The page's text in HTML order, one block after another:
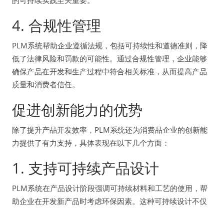
4. 合规性管理
PLM系统帮助企业遵循法规，包括可持续性和道德准则，降
低了法律风险和罚款的可能性。通过合规性管理，企业能够
确保产品在开发和生产过程中符合相关标准，从而提高产品
质量和消费者信任。
促进创新能力的优势
除了提升产品开发效率，PLM系统还为消费品企业的创新能
力提供了有力支持，具体表现在以下几个方面：
1. 支持可持续产品设计
PLM系统在产品设计阶段强调可持续材料和工艺的使用，帮
助企业在开发新产品时考虑环保因素。这种可持续设计不仅